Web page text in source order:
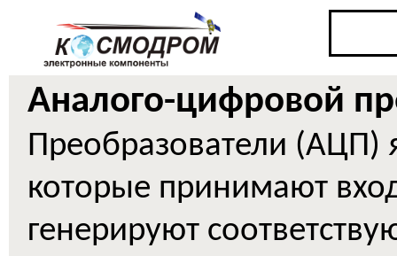
Аналого-цифровой
Преобразователи (АЦП)
которые принимают
генерируют